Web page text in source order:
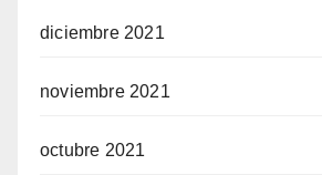
diciembre 2021
noviembre 2021
octubre 2021